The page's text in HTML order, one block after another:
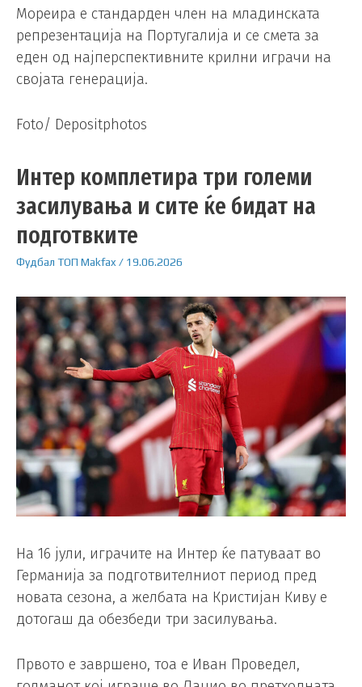
Мореира е стандарден член на младинската
репрезентација на Португалија и се смета за
еден од најперспективните крилни играчи на
својата генерација.
Foto/ Depositphotos
Интер комплетира три големи
засилувања и сите ќе бидат на
подготвките
Фудбал ТОП Makfax / 19.06.2026
На 16 јули, играчите на Интер ќе патуваат во
Германија за подготвителниот период пред
новата сезона, а желбата на Кристијан Киву е
дотогаш да обезбеди три засилувања.
Првото е завршено, тоа е Иван Проведел,